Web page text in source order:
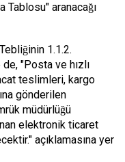
aranacağı
1.1.2.
"Posta ve hızlı
teslimleri, kargo
gönderilen
müdürlüğü
elektronik ticaret
açıklamasına yer